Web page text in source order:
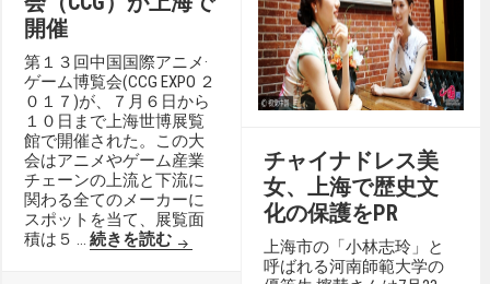
開催
第１３回中国国際アニメ·
ゲーム博覧会(CCG EXPO ２
０１７)が、７月６日から
１０日まで上海世博展覧
館で開催された。この大
会はアニメやゲーム産業
チェーンの上流と下流に
関わる全てのメーカーに
スポットを当て、展覧面
積は５ …続きを読む ２０１７中国国際アニメゲーム博覧会（
チャイナドレス美
女、上海で歴史文
化の保護をPR
上海市の「小林志玲」と
呼ばれる河南師範大学の